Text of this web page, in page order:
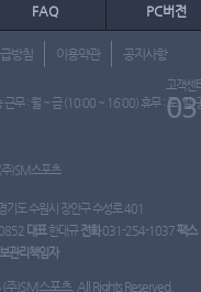
FAQ PC버전
방침 이용약관 공지사항
근무 : 월 ~ 금 (10:00 ~ 16:00) 휴무 : 토, 일,
고객센
)SM스포츠
기도 수원시 장안구 수성로 401
대표한대규 전화031-254-1037팩스
관리책임자
)SM스포츠. All Rights Reserved.